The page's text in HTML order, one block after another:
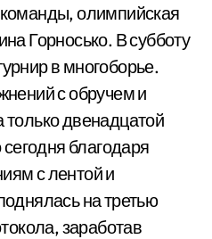
олимпийская
Горносько. В субботу
в многоборье.
с обручем и
двенадцатой
благодаря
с лентой и
на третью
заработав